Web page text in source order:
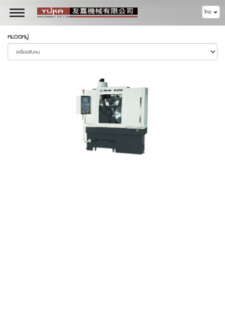
Toggle
navigation
ไทย
หมวดหมู่